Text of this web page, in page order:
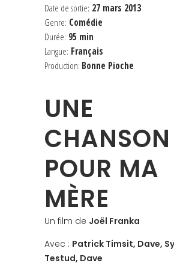
Date de sortie: 27 mars 2013
Genre: Comédie
Durée: 95 min
Langue: Français
Production: Bonne Pioche
UNE
CHANSON
POUR MA
MÈRE
Un film de Joël Franka
Avec : Patrick Timsit, Dave,
Testud, Dave